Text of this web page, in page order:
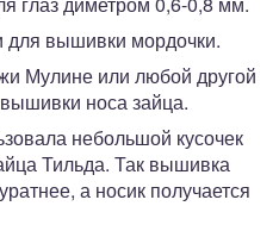
для вышивки мордочки.
Мулине или любой другой
носа зайца.
небольшой кусочек
Тильда. Так вышивка
а носик получается